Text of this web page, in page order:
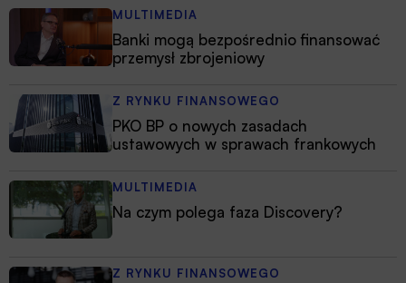
MULTIMEDIA
Banki mogą bezpośrednio finansować
przemysł zbrojeniowy
Z RYNKU FINANSOWEGO
PKO BP o nowych zasadach
ustawowych w sprawach frankowych
MULTIMEDIA
Na czym polega faza Discovery?
Z RYNKU FINANSOWEGO